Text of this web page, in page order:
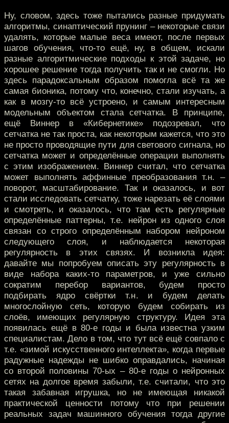
Ну, словом, здесь тоже пытались разные придумать
алгоритмы, синаптический прунинг – некоторые связи
удалять, которые малые веса имеют, после первых
шагов обучения, что-то ещё, ну, в общем, искали
разные алгоритмические подходы к этой задаче, но
хорошее решение тогда получить так и не смогли. Но
здесь парадоксальным образом помогла всё та же
самая бионика, потому что, конечно, стали изучать, а
как в мозгу-то всё устроено, и самым интересным
модельным объектом стала сетчатка. В принципе,
ещё Виннер в «Кибернетике» подозревал, что
сетчатка не так проста, как некоторым кажется, что это
не просто проводящие пути для светового сигнала, но
сетчатка может и определённые операции выполнять
с этим изображением. Виннер считал, что сетчатка
может выполнять аффинные преобразования т.н. –
поворот, масштабирование. Так и оказалось, и вот
стали исследовать сетчатку, тоже нарезать её слоями
и смотреть, и оказалось, что там есть регулярные
определённые паттерны, т.е. нейрон из одного слоя
связан со строго определённым набором нейроном
следующего слоя, и наблюдается некоторая
регулярность в этих связях. И возникла идея:
давайте мы попробуем описать эту регулярность в
виде набора каких-то параметров, и уже сильно
сократим перебор вариантов, будем просто
подбирать ядро свёртки т.н. и будем делать
многослойную сеть, которую будем собирать из
слоёв, имеющих регулярную структуру. Идея эта
появилась ещё в 80-е годы и была известна узким
специалистам. Дело в том, что тут всё ещё совпало с
т.е. «зимой искусственного интеллекта», когда первые
радужные надежды не шибко оправдались, начиная
со второй половины 70-ых – 80-е годы о нейронных
сетях на долгое время забыли, т.е. считали, что это
такая забавная игрушка, но не имеющая никакой
практической ценности потому что при решении
реальных задач машинного обучения тогда другие